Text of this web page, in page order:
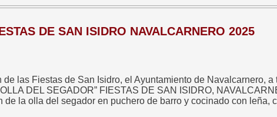
DE SAN ISIDRO NAVALCARNERO 2025
las Fiestas de San Isidro, el Ayuntamiento de Navalcarnero, a
DEL SEGADOR” FIESTAS DE SAN ISIDRO,
la olla del segador en puchero de barro y cocinado con leña,